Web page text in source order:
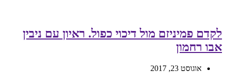
לקדם פמיניזם מול דיכוי כפול. ראיון עם ניבין
אבו רחמון
אוגוסט 23, 2017